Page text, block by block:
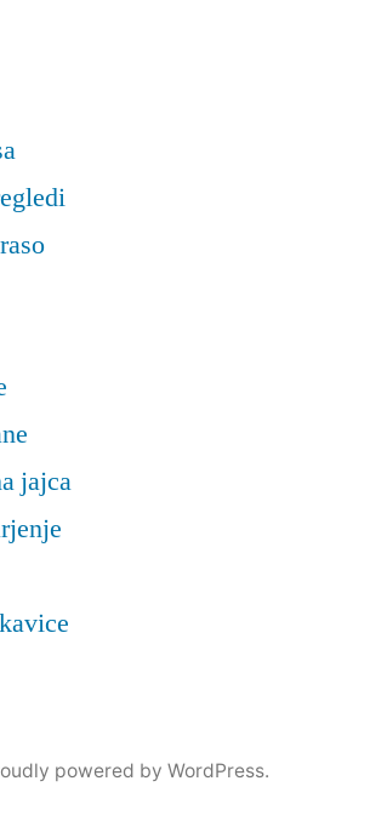
jajca
powered by WordPress.